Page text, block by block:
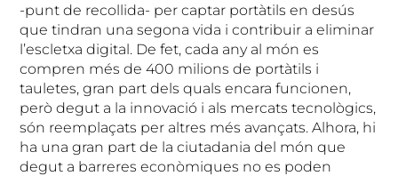
-punt de recollida- per captar portàtils en desús
que tindran una segona vida i contribuir a eliminar
l’escletxa digital. De fet, cada any al món es
compren més de 400 milions de portàtils i
tauletes, gran part dels quals encara funcionen,
però degut a la innovació i als mercats tecnològics,
són reemplaçats per altres més avançats. Alhora, hi
ha una gran part de la ciutadania del món que
degut a barreres econòmiques no es poden